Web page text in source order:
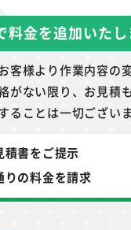
料金を追加いたし
客様より作業内容の
がない限り、お見積
ることは一切ございま
積書をご提示
りの料金を請求